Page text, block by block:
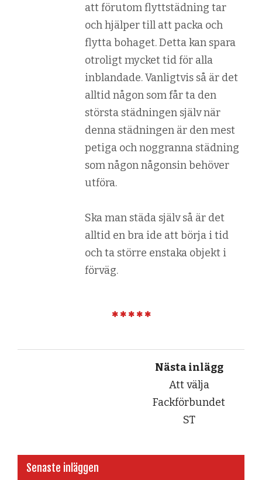
att förutom flyttstädning tar
och hjälper till att packa och
flytta bohaget. Detta kan spara
otroligt mycket tid för alla
inblandade. Vanligtvis så är det
alltid någon som får ta den
största städningen själv när
denna städningen är den mest
petiga och noggranna städning
som någon någonsin behöver
utföra.
Ska man städa själv så är det
alltid en bra ide att börja i tid
och ta större enstaka objekt i
förväg.
Nästa inlägg
Att välja
Fackförbundet
ST
Senaste inläggen